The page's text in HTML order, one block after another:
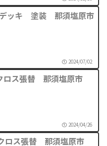
ッキ 塗装 那須塩原市
2024/07/02
ロス張替 那須塩原市
2024/04/26
ロス張替 那須塩原市